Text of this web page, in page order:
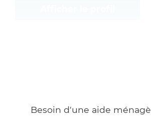
Besoin d'une aide